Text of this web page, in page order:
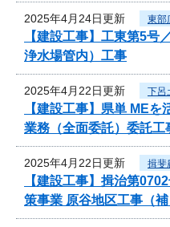
2025年4月24日更新 東部
【建設工事】工東第5号
浄水場管内）工事
2025年4月22日更新 下呂
【建設工事】県単 ME
業務（全面委託）委託
2025年4月22日更新 揖斐
【建設工事】揖治第
策事業 原谷地区工事（